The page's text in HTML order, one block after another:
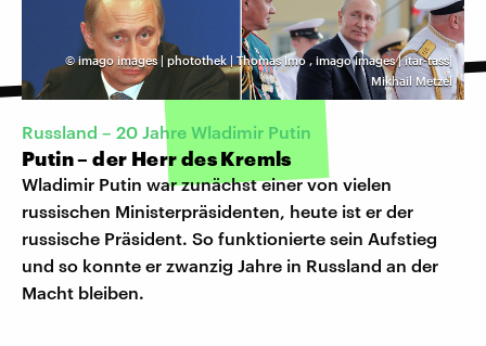
©imago images | photothek | Thomas Imo , imago images | itar-tass|
Mikhail Metzel
Russland – 20 Jahre Wladimir Putin
Putin – der Herr des Kremls
Wladimir Putin war zunächst einer von vielen
russischen Ministerpräsidenten, heute ist er der
russische Präsident. So funktionierte sein Aufstieg
und so konnte er zwanzig Jahre in Russland an der
Macht bleiben.